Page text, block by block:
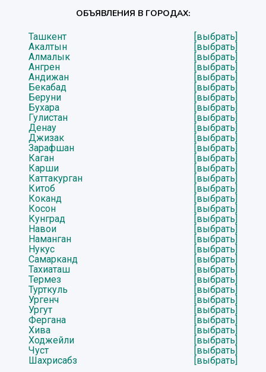
ОБЪЯВЛЕНИЯ В ГОРОДАХ:
Ташкент
[выбрать]
Акалтын
[выбрать]
Алмалык
[выбрать]
Ангрен
[выбрать]
Андижан
[выбрать]
Бекабад
[выбрать]
Беруни
[выбрать]
Бухара
[выбрать]
Гулистан
[выбрать]
Денау
[выбрать]
Джизак
[выбрать]
Зарафшан
[выбрать]
Каган
[выбрать]
Карши
[выбрать]
Каттакурган
[выбрать]
Китоб
[выбрать]
Коканд
[выбрать]
Косон
[выбрать]
Кунград
[выбрать]
Навои
[выбрать]
Наманган
[выбрать]
Нукус
[выбрать]
Самарканд
[выбрать]
Тахиаташ
[выбрать]
Термез
[выбрать]
Турткуль
[выбрать]
Ургенч
[выбрать]
Ургут
[выбрать]
Фергана
[выбрать]
Хива
[выбрать]
Ходжейли
[выбрать]
Чуст
[выбрать]
Шахрисабз
[выбрать]